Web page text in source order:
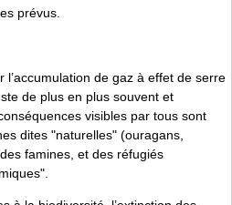
prévus.
l’accumulation de gaz à effet de serre
de plus en plus souvent et
visibles par tous sont
dites "naturelles" (ouragans,
famines, et des réfugiés